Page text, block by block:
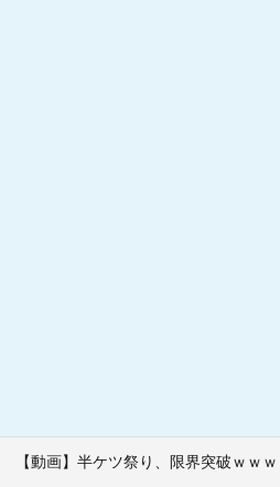
【動画】半ケツ祭り、限界突破ｗｗ